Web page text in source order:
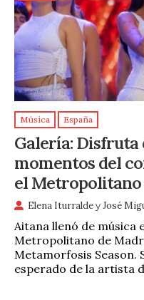
Música España
Galería: Disfruta
momentos del
el
Elena IturraldeyJosé
Aitana llenó de música
Metropolitano de
Metamorfosis Season.
esperado de la artista